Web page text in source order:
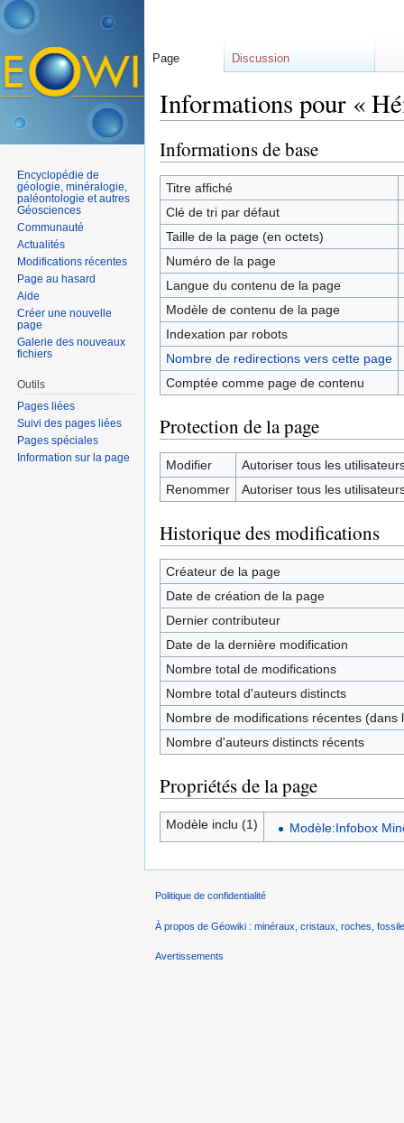
Informations pour «
Informations de base
Titre affiché
Clé de tri par défaut
Taille de la page (en octets)
Numéro de la page
Langue du contenu de la page
Modèle de contenu de la page
Indexation par robots
Nombre de redirections vers cette page
Comptée comme page de contenu
Protection de la page
Modifier
Autoriser tous les
Renommer
Autoriser tous les
Historique des modifications
Créateur de la page
Date de création de la page
Dernier contributeur
Date de la dernière modification
Nombre total de modifications
Nombre total d'auteurs distincts
Nombre de modifications récentes (dans
Nombre d'auteurs distincts récents
Propriétés de la page
Modèle inclu (1) Modèle:Infobox
Page Discussion
Encyclopédie de
géologie, minéralogie,
paléontologie et autres
Géosciences
Communauté
Actualités
Modifications récentes
Page au hasard
Aide
Créer une nouvelle
page
Galerie des nouveaux
fichiers
Outils
Pages liées
Suivi des pages liées
Pages spéciales
Information sur la page
Politique de confidentialité
À propos de Géowiki : minéraux, cristaux, roches,
Avertissements